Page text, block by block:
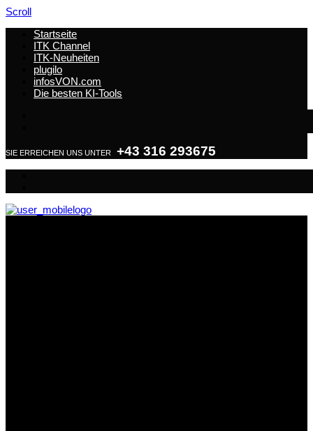
Scroll
Startseite
ITK Channel
ITK-Neuheiten
plugilo
infosVON.com
Die besten KI-Tools
SIE ERREICHEN UNS UNTER +43 316 293675